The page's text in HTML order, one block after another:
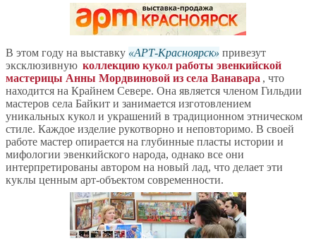
В этом году на выставку АРТ-Красноярск
привезут
эксклюзивную коллекцию кукол работы эвенкийской
мастерицы Анны Мордвиновой из села Ванавара , что
находится на Крайнем Севере. Она является членом Гильдии
мастеров села Байкит и занимается изготовлением
уникальных кукол и украшений в традиционном этническом
стиле. Каждое изделие рукотворно и неповторимо. В своей
работе мастер опирается на глубинные пласты истории и
мифологии эвенкийского народа, однако все они
интерпретированы автором на новый лад, что делает эти
куклы ценным арт-объектом современности.